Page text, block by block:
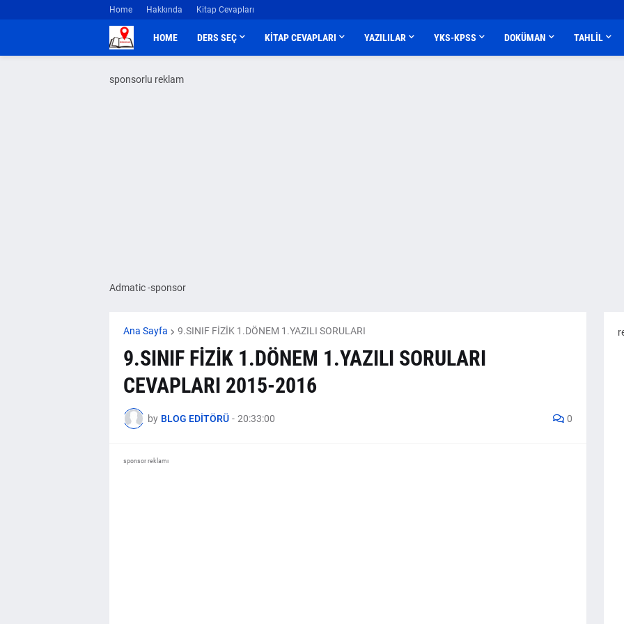
Home Hakkında Kitap Cevapları
HOME DERS SEÇ KİTAP CEVAPLARI YAZILILAR YKS-KPSS DOKÜMAN TAHLİL
sponsorlu reklam
Admatic -sponsor
Ana Sayfa 9.SINIF FİZİK 1.DÖNEM 1.YAZILI SORULARI
9.SINIF FİZİK 1.DÖNEM 1.YAZILI SORULARI
CEVAPLARI 2015-2016
by BLOG EDİTÖRÜ - 20:33:00 0
sponsor reklamı